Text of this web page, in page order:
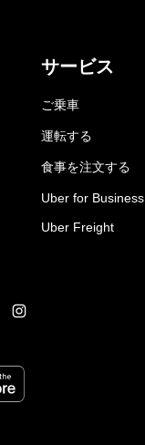
サービス
ご乗車
運転する
食事を注文する
Uber for Business
Uber Freight